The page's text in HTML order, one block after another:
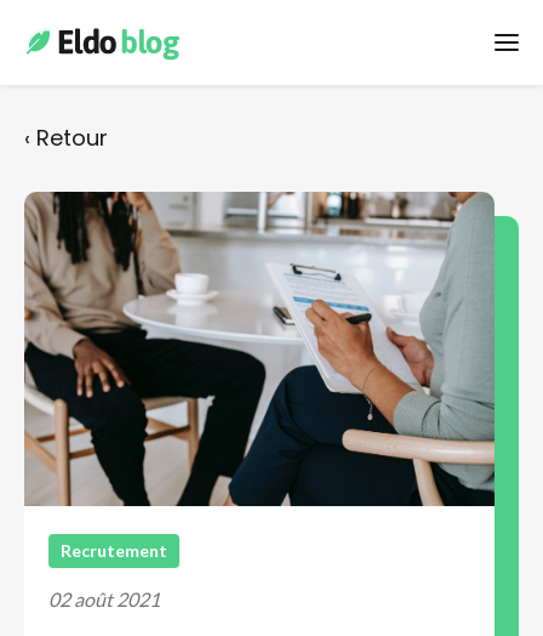
Développer son CA
Actualités
Gestion des leads
Recrutement
Stratégie digitale
Développer son réseau
‹ Retour
Recrutement
02 août 2021